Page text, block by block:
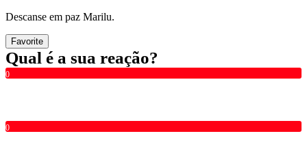
Descanse em paz Marilu.
Favorite
Qual é a sua reação?
0
0